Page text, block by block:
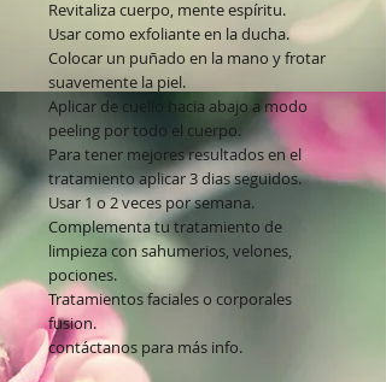
Revitaliza cuerpo, mente espíritu.
Usar como exfoliante en la ducha.
Colocar un puñado en la mano y frotar
suavemente la piel.
Aplicar de cuello hacia abajo a modo
peeling por todo el cuerpo.
Para tener mejores resultados en el
tratamiento aplicar 3 dias seguidos.
Usar 1 o 2 veces por semana.
Complementa tu tratamiento de
limpieza con sahumerios, velones,
pociones.
Tratamientos faciales o corporales
fusion.
contáctanos para más info.